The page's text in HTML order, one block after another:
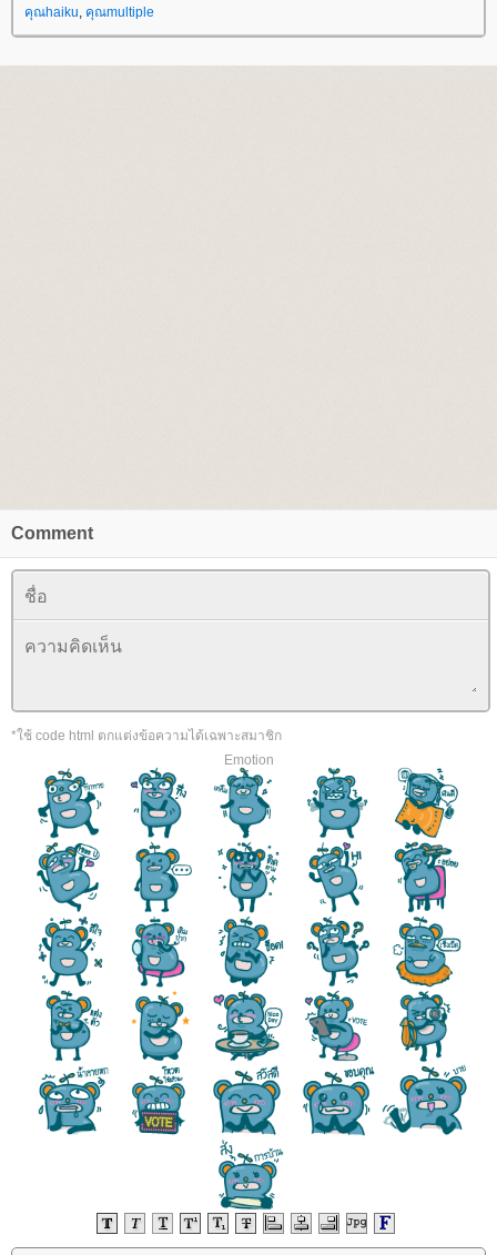
คุณhaiku, คุณmultiple
Comment
*ใช้ code html ตกแต่งข้อความได้เฉพาะสมาชิก
Emotion